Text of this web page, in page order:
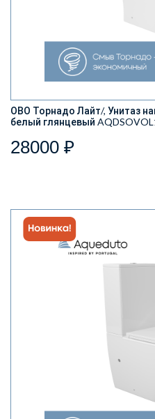
ОВО Торнадо Лайт/, Унитаз
белый глянцевый
28000 ₽